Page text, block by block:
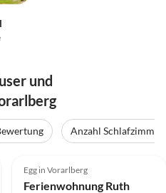
und
Anzahl Schlafzimmer
Top-Inserat
Egg in Vorarlberg
Ferienwohnung Ruth